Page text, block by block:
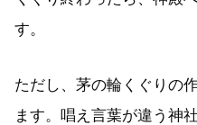
す。
ただし、茅の輪くぐりの
ます。唱え言葉が違う神